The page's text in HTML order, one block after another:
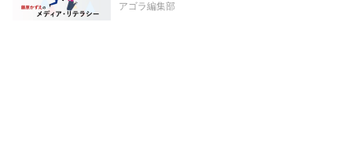
アゴラ編集部